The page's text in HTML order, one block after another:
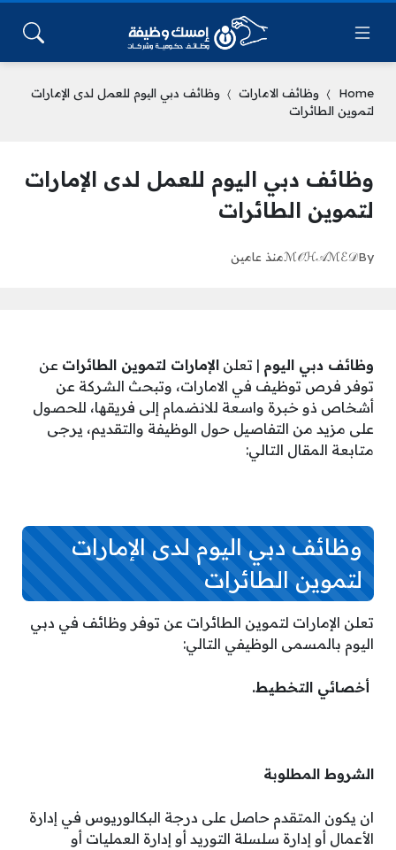
Home وظائف الامارات
وظائف دبي اليوم للعمل لدى الإمارات
لتموين الطائرات
وظائف دبي اليوم للعمل لدى الإمارات
لتموين الطائرات
By
ℳ𝒪ℋ𝒜ℳℰ𝒟منذ عامين
وظائف دبي اليوم | تعلن الإمارات لتموين الطائرات عن
توفر فرص توظيف في الامارات، وتبحث الشركة عن
أشخاص ذو خبرة واسعة للانضمام إلى فريقها، للحصول
على مزيد من التفاصيل حول الوظيفة والتقديم، يرجى
متابعة المقال التالي:
وظائف دبي اليوم لدى الإمارات
لتموين الطائرات
تعلن الإمارات لتموين الطائرات عن توفر وظائف في دبي
اليوم بالمسمى الوظيفي التالي:
أخصائي التخطيط.
الشروط المطلوبة
ان يكون المتقدم حاصل على درجة البكالوريوس في إدارة
الأعمال أو إدارة سلسلة التوريد أو إدارة العمليات أو